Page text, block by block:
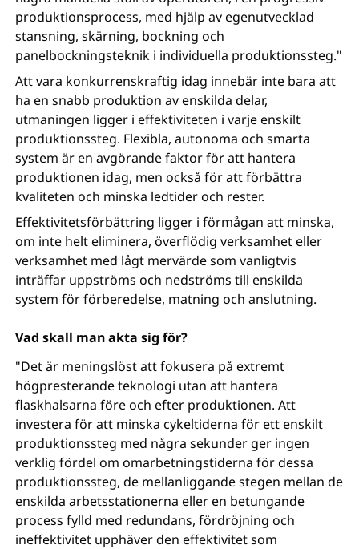
produktionsprocess, med hjälp av egenutvecklad
stansning, skärning, bockning och
panelbockningsteknik i individuella produktionssteg."
Att vara konkurrenskraftig idag innebär inte bara att
ha en snabb produktion av enskilda delar,
utmaningen ligger i effektiviteten i varje enskilt
produktionssteg. Flexibla, autonoma och smarta
system är en avgörande faktor för att hantera
produktionen idag, men också för att förbättra
kvaliteten och minska ledtider och rester.
Effektivitetsförbättring ligger i förmågan att minska,
om inte helt eliminera, överflödig verksamhet eller
verksamhet med lågt mervärde som vanligtvis
inträffar uppströms och nedströms till enskilda
system för förberedelse, matning och anslutning.
Vad skall man akta sig för?
"Det är meningslöst att fokusera på extremt
högpresterande teknologi utan att hantera
flaskhalsarna före och efter produktionen. Att
investera för att minska cykeltiderna för ett enskilt
produktionssteg med några sekunder ger ingen
verklig fördel om omarbetningstiderna för dessa
produktionssteg, de mellanliggande stegen mellan de
enskilda arbetsstationerna eller en betungande
process fylld med redundans, fördröjning och
ineffektivitet upphäver den effektivitet som